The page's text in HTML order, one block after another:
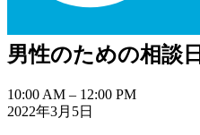
男性のための相談日
男
性
10:00 AM – 12:00 PM
2022年3月5日